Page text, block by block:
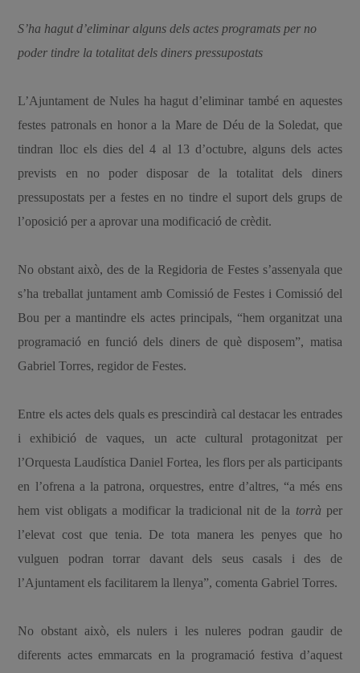
S’ha hagut d’eliminar alguns dels actes programats per no
poder tindre la totalitat dels diners pressupostats
L’Ajuntament de Nules ha hagut d’eliminar també en aquestes
festes patronals en honor a la Mare de Déu de la Soledat, que
tindran lloc els dies del 4 al 13 d’octubre, alguns dels actes
prevists en no poder disposar de la totalitat dels diners
pressupostats per a festes en no tindre el suport dels grups de
l’oposició per a aprovar una modificació de crèdit.
No obstant això, des de la Regidoria de Festes s’assenyala que
s’ha treballat juntament amb Comissió de Festes i Comissió del
Bou per a mantindre els actes principals, “hem organitzat una
programació en funció dels diners de què disposem”, matisa
Gabriel Torres, regidor de Festes.
Entre els actes dels quals es prescindirà cal destacar les entrades
i exhibició de vaques, un acte cultural protagonitzat per
l’Orquesta Laudística Daniel Fortea, les flors per als participants
en l’ofrena a la patrona, orquestres, entre d’altres, “a més ens
hem vist obligats a modificar la tradicional nit de la torràper
l’elevat cost que tenia. De tota manera les penyes que ho
vulguen podran torrar davant dels seus casals i des de
l’Ajuntament els facilitarem la llenya”, comenta Gabriel Torres.
No obstant això, els nulers i les nuleres podran gaudir de
diferents actes emmarcats en la programació festiva d’aquest